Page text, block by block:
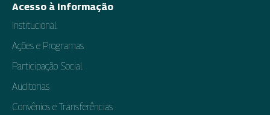
Acesso à Informação
Institucional
Ações e Programas
Participação Social
Auditorias
Convênios e Transferências